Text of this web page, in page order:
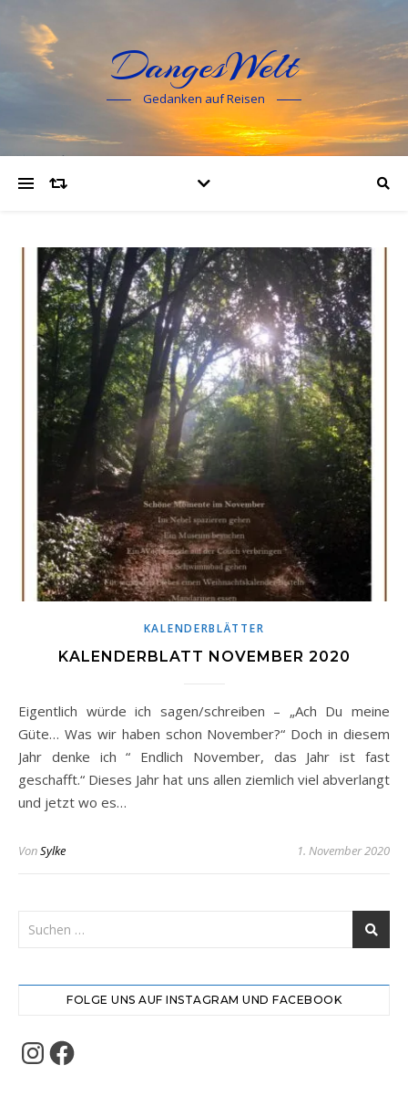
DangesWelt
Gedanken auf Reisen
KALENDERBLÄTTER
KALENDERBLATT NOVEMBER 2020
Eigentlich würde ich sagen/schreiben – „Ach Du meine
Güte… Was wir haben schon November?“ Doch in diesem
Jahr denke ich “ Endlich November, das Jahr ist fast
geschafft.“ Dieses Jahr hat uns allen ziemlich viel abverlangt
und jetzt wo es…
VonSylke 1. November 2020
FOLGE UNS AUF INSTAGRAM UND FACEBOOK
Instagram
Facebook